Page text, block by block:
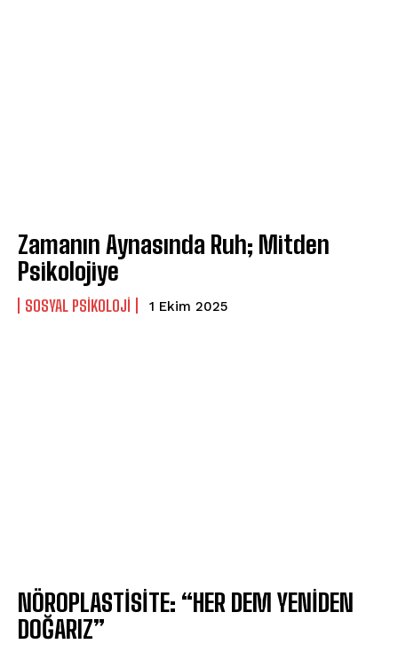
Zamanın Aynasında Ruh; Mitden
Psikolojiye
SOSYAL PSIKOLOJI 1 Ekim 2025
NÖROPLASTİSİTE: “HER DEM YENİDEN
DOĞARIZ”